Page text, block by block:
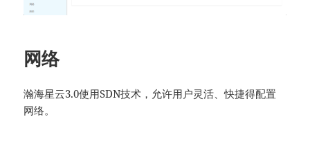
网络
瀚海星云3.0使用SDN技术，允许用户灵活、快捷得配置
网络。